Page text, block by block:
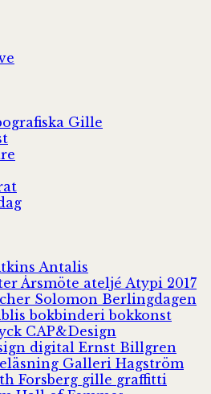
Gille
Antalis
Årsmöte ateljé Atypi 2017
Solomon Berlingdagen
bokbinderibokkonst
CAP&Design
digital Ernst Billgren
Galleri Hagström
Forsberg gille graffitti